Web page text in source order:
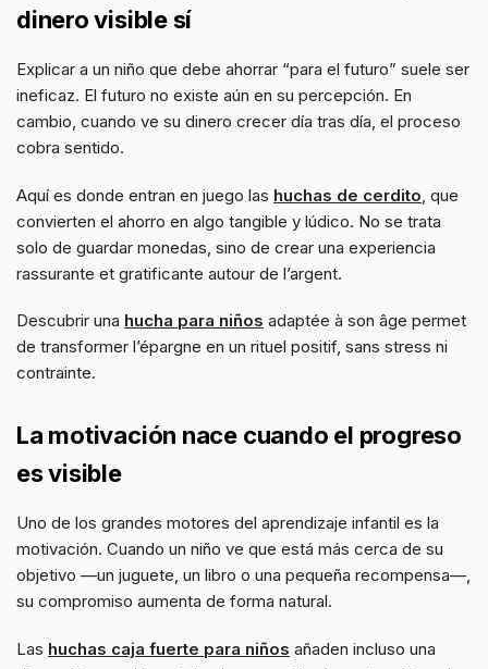
dinero visible sí
Explicar a un niño que debe ahorrar “para el futuro” suele ser
ineficaz. El futuro no existe aún en su percepción. En
cambio, cuando ve su dinero crecer día tras día, el proceso
cobra sentido.
Aquí es donde entran en juego las huchas de cerdito , que
convierten el ahorro en algo tangible y lúdico. No se trata
solo de guardar monedas, sino de crear una experiencia
rassurante et gratificante autour de l’argent.
Descubrir una hucha para niños adaptée à son âge permet
de transformer l’épargne en un rituel positif, sans stress ni
contrainte.
La motivación nace cuando el progreso
es visible
Uno de los grandes motores del aprendizaje infantil es la
motivación. Cuando un niño ve que está más cerca de su
objetivo —un juguete, un libro o una pequeña recompensa—,
su compromiso aumenta de forma natural.
Las huchas caja fuerte para niños añaden incluso una